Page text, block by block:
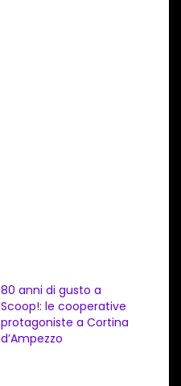
80 anni di gusto a
Scoop!: le cooperative
protagoniste a Cortina
d’Ampezzo